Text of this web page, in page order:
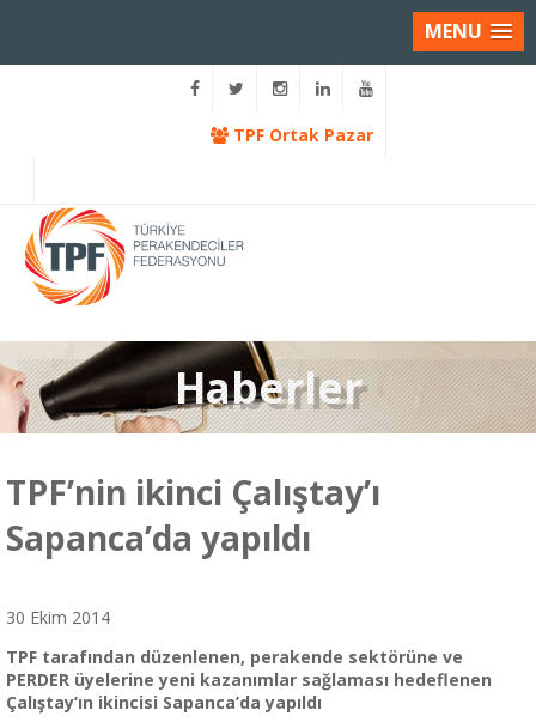
MENU
TPF Ortak Pazar
Haberler
TPF’nin ikinci Çalıştay’ı
Sapanca’da yapıldı
30 Ekim 2014
TPF tarafından düzenlenen, perakende sektörüne ve
PERDER üyelerine yeni kazanımlar sağlaması hedeflenen
Çalıştay’ın ikincisi Sapanca’da yapıldı